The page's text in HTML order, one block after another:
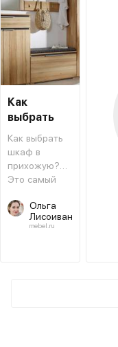
Как
выбрать
шкаф в
прихожую
Как выбрать
шкаф в
прихожую?
Это самый
предмет
мебели
Ольга
Лисоиван
mebel.ru